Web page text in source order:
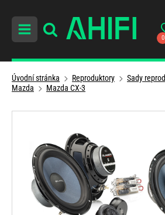
0
Úvodní stránka Reproduktory
Sady
Mazda
Mazda CX-3